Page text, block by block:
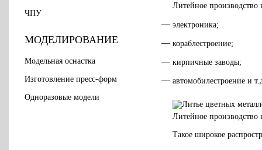
ЧПУ
МОДЕЛИРОВАНИЕ
Модельная оснастка
Изготовление пресс-форм
Одноразовые модели
Литейное
электроника;
кораблестроение;
кирпичные заводы;
автомобилестроение и
Литейное производство
Такое широкое